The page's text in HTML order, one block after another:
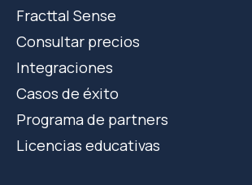
Fracttal Sense
Consultar precios
Integraciones
Casos de éxito
Programa de partners
Licencias educativas